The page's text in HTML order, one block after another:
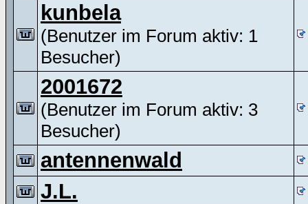
kunbela
(Benutzer im Forum aktiv: 1
Besucher)
2001672
(Benutzer im Forum aktiv: 3
Besucher)
antennenwald
J.L.